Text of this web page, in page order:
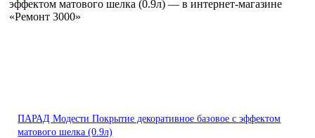
ПАРАД Модести Покрытие декоративное базовое с эффектом
матового шелка (0.9л)